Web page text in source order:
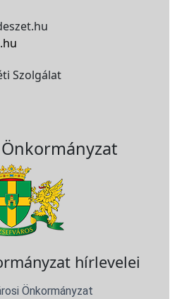
Szolgálat
Önkormányzat
hírlevelei
Önkormányzat